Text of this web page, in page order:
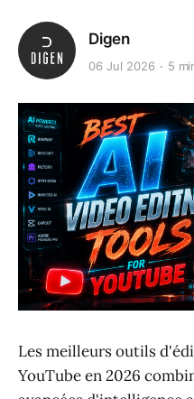
Digen
06 Jul 2026 5
Les meilleurs outils
YouTube en 2026